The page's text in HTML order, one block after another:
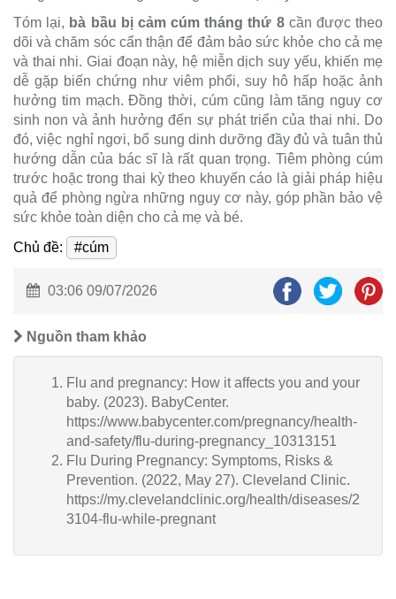
Tóm lại, bà bầu bị cảm cúm tháng thứ 8cần được theo
dõi và chăm sóc cẩn thận để đảm bảo sức khỏe cho cả mẹ
và thai nhi. Giai đoạn này, hệ miễn dịch suy yếu, khiến mẹ
dễ gặp biến chứng như viêm phổi, suy hô hấp hoặc ảnh
hưởng tim mạch. Đồng thời, cúm cũng làm tăng nguy cơ
sinh non và ảnh hưởng đến sự phát triển của thai nhi. Do
đó, việc nghỉ ngơi, bổ sung dinh dưỡng đầy đủ và tuân thủ
hướng dẫn của bác sĩ là rất quan trọng. Tiêm phòng cúm
trước hoặc trong thai kỳ theo khuyến cáo là giải pháp hiệu
quả để phòng ngừa những nguy cơ này, góp phần bảo vệ
sức khỏe toàn diện cho cả mẹ và bé.
Chủ đề:
#cúm
03:06 09/07/2026
Nguồn tham khảo
Flu and pregnancy: How it affects you and your
baby. (2023). BabyCenter.
https://www.babycenter.com/pregnancy/health-
and-safety/flu-during-pregnancy_10313151
Flu During Pregnancy: Symptoms, Risks &
Prevention. (2022, May 27). Cleveland Clinic.
https://my.clevelandclinic.org/health/diseases/2
3104-flu-while-pregnant